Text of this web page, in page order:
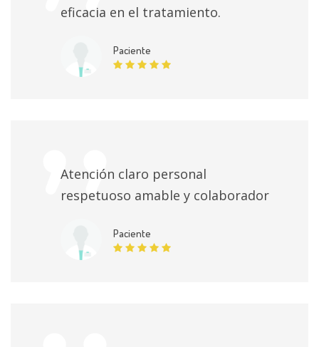
eficacia en el tratamiento.
Paciente
Atención claro personal
respetuoso amable y colaborador
Paciente